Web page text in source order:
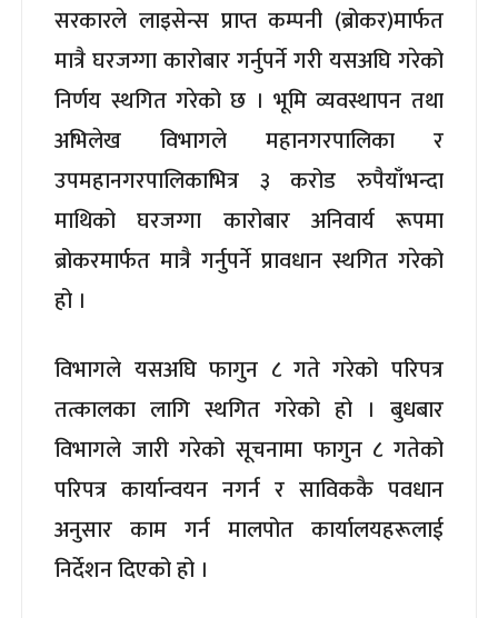
सरकारले लाइसेन्स प्राप्त कम्पनी (ब्रोकर)मार्फत
मात्रै घरजग्गा कारोबार गर्नुपर्ने गरी यसअघि गरेको
निर्णय स्थगित गरेको छ । भूमि व्यवस्थापन तथा
अभिलेख विभागले महानगरपालिका र
उपमहानगरपालिकाभित्र ३ करोड रुपैयाँभन्दा
माथिको घरजग्गा कारोबार अनिवार्य रूपमा
ब्रोकरमार्फत मात्रै गर्नुपर्ने प्रावधान स्थगित गरेको
हो ।
विभागले यसअघि फागुन ८ गते गरेको परिपत्र
तत्कालका लागि स्थगित गरेको हो । बुधबार
विभागले जारी गरेको सूचनामा फागुन ८ गतेको
परिपत्र कार्यान्वयन नगर्न र साविककै पवधान
अनुसार काम गर्न मालपोत कार्यालयहरूलाई
निर्देशन दिएको हो ।